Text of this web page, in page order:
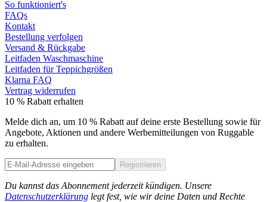
So funktioniert's
FAQs
Kontakt
Bestellung verfolgen
Versand & Rückgabe
Leitfaden Waschmaschine
Leitfaden für Teppichgrößen
Klarna FAQ
Vertrag widerrufen
10 % Rabatt erhalten
Melde dich an, um 10 % Rabatt auf deine erste Bestellung sowie für
Angebote, Aktionen und andere Werbemitteilungen von Ruggable
zu erhalten.
Registrieren
Du kannst das Abonnement jederzeit kündigen. Unsere
Datenschutzerklärung legt fest, wie wir deine Daten und Rechte